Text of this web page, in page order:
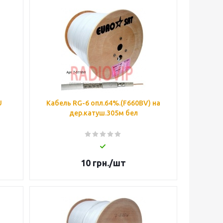
Кабель RG-6 опл.64%.(F660BV) на
дер.катуш.305м бел
10 грн./шт